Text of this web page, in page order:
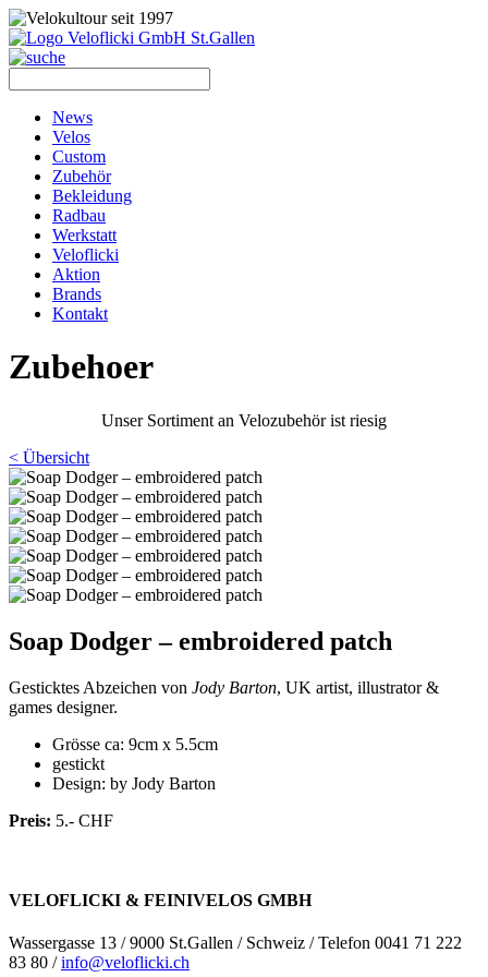
News
Velos
Custom
Zubehör
Bekleidung
Radbau
Werkstatt
Veloflicki
Aktion
Brands
Kontakt
Zubehoer
Unser Sortiment an Velozubehör ist riesig
< Übersicht
Soap Dodger – embroidered patch
Gesticktes Abzeichen von Jody Barton, UK artist, illustrator &
games designer.
Grösse ca: 9cm x 5.5cm
gestickt
Design: by Jody Barton
Preis: 5.- CHF
VELOFLICKI & FEINIVELOS GMBH
Wassergasse 13 / 9000 St.Gallen / Schweiz / Telefon 0041 71 222
83 80 /info@veloflicki.ch